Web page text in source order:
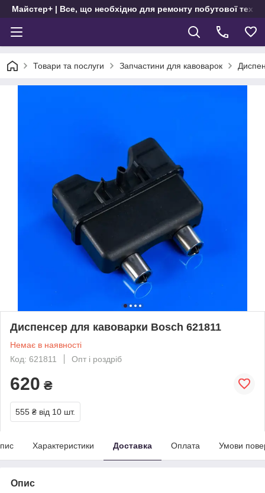
Майстер+ | Все, що необхідно для ремонту побутової
Товари та послуги Запчастини для кавоварок
Диспенсер для кавоварки Bosch 621811
Немає в наявності
Код: 621811
Опт і роздріб
620 ₴
555 ₴ від 10 шт.
Характеристики Доставка Оплата Умови
Опис